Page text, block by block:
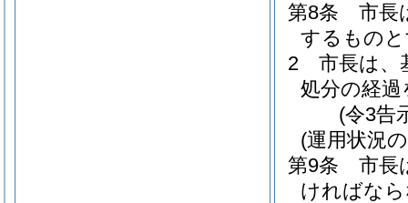
第8条
市長
するもの
2
市長は、
処分の経
(令3告
(運用状況
第9条
市長
ければな